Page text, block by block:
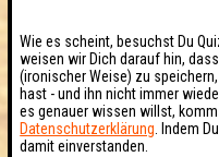
Wie es scheint, besuchst Du
weisen wir Dich darauf hin,
(ironischer Weise) zu
hast - und ihn nicht immer
es genauer wissen willst,
Datenschutzerklärung . Indem
damit einverstanden.